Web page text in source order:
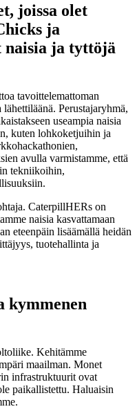
joissa olet
ja
naisia ja tyttöjä
tavoittelemattoman
Perustajaryhmä,
useampia naisia
kuten lohkoketjuihin ja
avulla varmistamme, että
tekniikoihin,
CaterpillHERs on
naisia kasvattamaan
eteenpäin lisäämällä heidän
tuotehallinta ja
kymmenen
Kehitämme
maailman. Monet
infrastruktuurit ovat
paikallistettu. Haluaisin